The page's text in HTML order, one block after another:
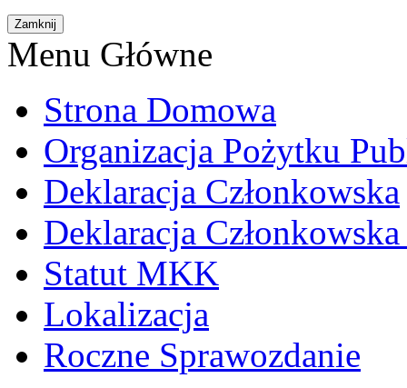
Menu Główne
Strona Domowa
Organizacja Pożytku
Deklaracja Członkowska
Deklaracja
Statut MKK
Lokalizacja
Roczne Sprawozdanie